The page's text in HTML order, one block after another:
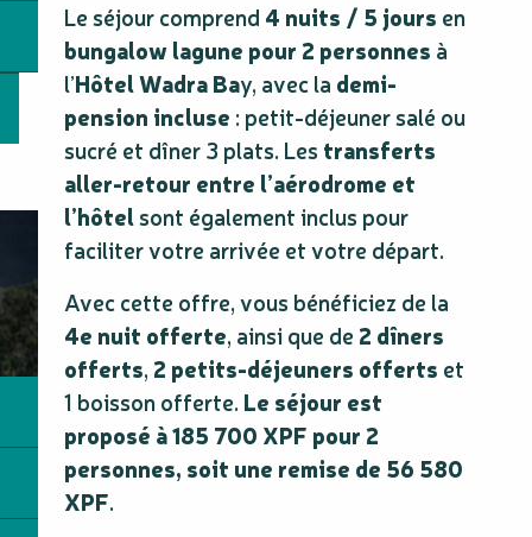
Le séjour comprend 4 nuits / 5 jours en
bungalow lagune pour 2 personnes à
l’Hôtel Wadra Bay, avec la demi-
pension incluse : petit-déjeuner salé ou
sucré et dîner 3 plats. Les transferts
aller-retour entre l’aérodrome et
l’hôtelsont également inclus pour
faciliter votre arrivée et votre départ.
Avec cette offre, vous bénéficiez de la
4e nuit offerte, ainsi que de 2 dîners
offerts, 2 petits-déjeuners offerts et
1 boisson offerte. Le séjour est
proposé à 185 700 XPF pour 2
personnes, soit une remise de 56 580
XPF.